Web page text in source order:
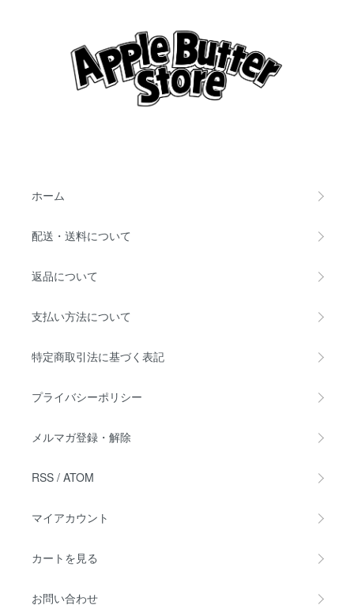
ホーム
配送・送料について
返品について
支払い方法について
特定商取引法に基づく表記
プライバシーポリシー
メルマガ登録・解除
RSS / ATOM
マイアカウント
カートを見る
お問い合わせ